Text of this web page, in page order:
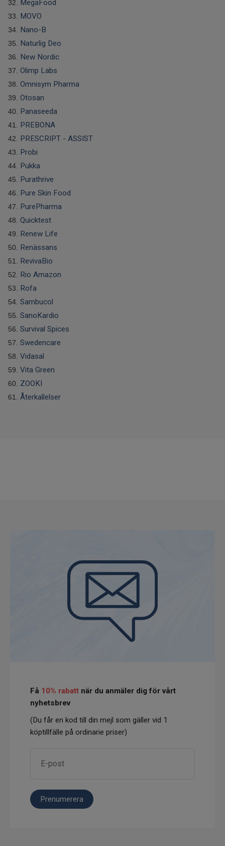
MegaFood
MOVO
Nano-B
Naturlig Deo
New Nordic
Olimp Labs
Omnisym Pharma
Otosan
Panaseeda
PREBONA
PRESCRIPT - ASSIST
Probi
Pukka
Purathrive
Pure Skin Food
PurePharma
Quicktest
Renew Life
Renässans
RevivaBio
Rio Amazon
Rofa
Sambucol
SanoKardio
Survival Spices
Swedencare
Vidasal
Vita Green
ZOOKI
Återkallelser
Få 10% rabatt när du anmäler dig för vårt
nyhetsbrev
(Du får en kod till din mejl som gäller vid 1
köptillfälle på ordinarie priser)
Prenumerera